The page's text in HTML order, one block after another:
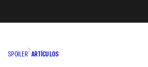
SPOILER ARTÍCULOS